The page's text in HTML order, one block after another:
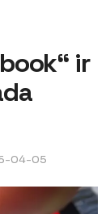
ir
04-05